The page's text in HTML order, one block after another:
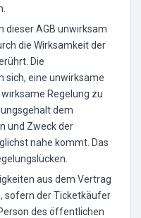
dieser AGB unwirksam
die Wirksamkeit der
Die
sich, eine unwirksame
Regelung zu
dem
und Zweck der
nahe kommt. Das
aus dem Vertrag
sofern der Ticketkäufer
des öffentlichen